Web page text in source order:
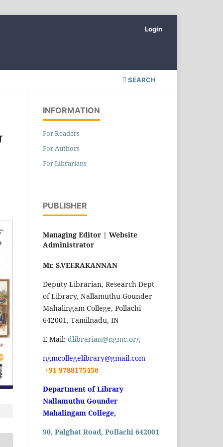
SEARCH
Login
INFORMATION
For Readers
For Authors
For Librarians
PUBLISHER
Managing Editor | Website
Administrator
Mr. S.VEERAKANNAN
Deputy Librarian, Research Dept
of Library, Nallamuthu Gounder
Mahalingam College, Pollachi
642001, Tamilnadu, IN
E-Mail: dlibrarian@ngmc.org
ngmcollegelibrary@gmail.com
+91 9788175456
Department of Library
Nallamuthu Gounder
Mahalingam College,
90, Palghat Road, Pollachi 642001